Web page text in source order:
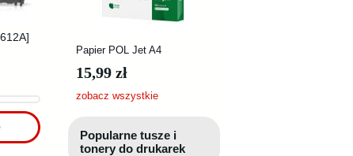
Papier POL Jet A4
15,99 zł
zobacz wszystkie
Popularne tusze i
tonery do drukarek